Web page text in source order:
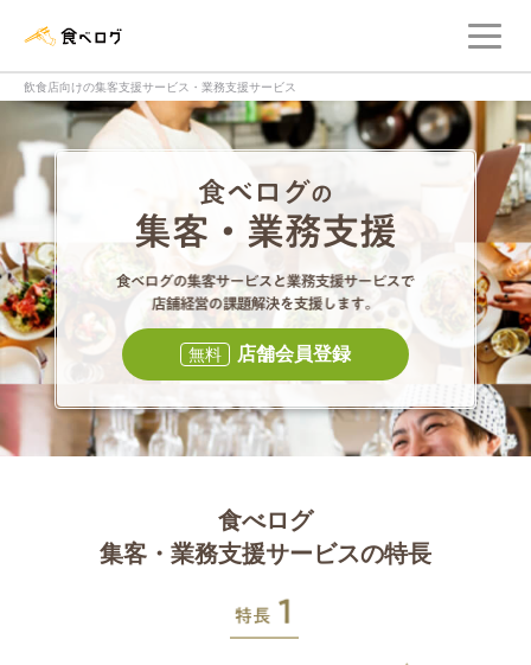
飲食店向けの集客支援サービス・業務支援サービス
食べログの集客
食べログの集
無料 店舗会員登録
食べログ
集客・業務支援サービスの特長